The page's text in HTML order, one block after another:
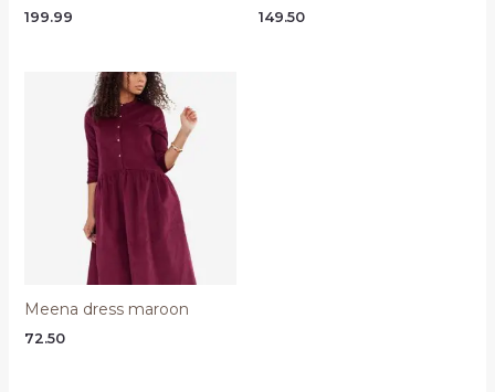
199.99 149.50
Meena dress maroon
72.50